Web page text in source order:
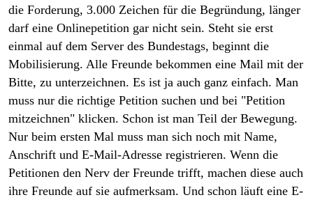
die Forderung, 3.000 Zeichen für die Begründung, länger
darf eine Onlinepetition gar nicht sein. Steht sie erst
einmal auf dem Server des Bundestags, beginnt die
Mobilisierung. Alle Freunde bekommen eine Mail mit der
Bitte, zu unterzeichnen. Es ist ja auch ganz einfach. Man
muss nur die richtige Petition suchen und bei "Petition
mitzeichnen" klicken. Schon ist man Teil der Bewegung.
Nur beim ersten Mal muss man sich noch mit Name,
Anschrift und E-Mail-Adresse registrieren. Wenn die
Petitionen den Nerv der Freunde trifft, machen diese auch
ihre Freunde auf sie aufmerksam. Und schon läuft eine E-